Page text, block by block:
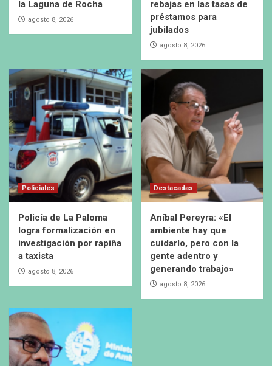
la Laguna de Rocha
agosto 8, 2026
rebajas en las tasas de
préstamos para
jubilados
agosto 8, 2026
Policiales
Policía de La Paloma
logra formalización en
investigación por rapiña
a taxista
agosto 8, 2026
Destacadas
Aníbal Pereyra: «El
ambiente hay que
cuidarlo, pero con la
gente adentro y
generando trabajo»
agosto 8, 2026